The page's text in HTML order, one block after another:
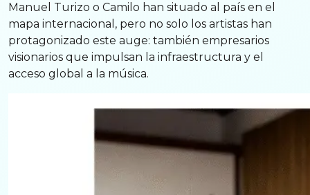
Manuel Turizo o Camilo han situado al país en el
mapa internacional, pero no solo los artistas han
protagonizado este auge: también empresarios
visionarios que impulsan la infraestructura y el
acceso global a la música.